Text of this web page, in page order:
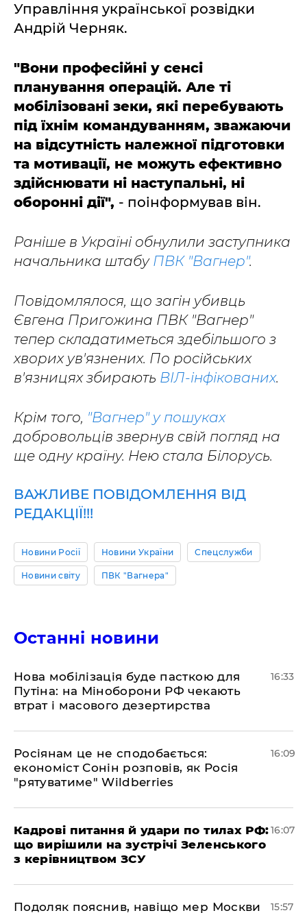
Управління української розвідки
Андрій Черняк.
"Вони професійні у сенсі
планування операцій. Але ті
мобілізовані зеки, які перебувають
під їхнім командуванням, зважаючи
на відсутність належної підготовки
та мотивації, не можуть ефективно
здійснювати ні наступальні, ні
оборонні дії", - поінформував він.
Раніше в Україні обнулили заступника
начальника штабу ПВК "Вагнер".
Повідомлялося, що загін убивць
Євгена Пригожина ПВК "Вагнер"
тепер складатиметься здебільшого з
хворих ув'язнених. По російських
в'язницях збирають ВІЛ-інфікованих.
Крім того, "Вагнер" у пошуках
добровольців звернув свій погляд на
ще одну країну. Нею стала Білорусь.
ВАЖЛИВЕ ПОВІДОМЛЕННЯ ВІД
РЕДАКЦІЇ!!!
Новини Росії Новини України Спецслужби
Новини світу ПВК "Вагнера"
Останні новини
Нова мобілізація буде пасткою для
Путіна: на Міноборони РФ чекають
втрат і масового дезертирства
16:33
Росіянам це не сподобається:
економіст Сонін розповів, як Росія
"рятуватиме" Wildberries
16:09
Кадрові питання й удари по тилах РФ:
що вирішили на зустрічі Зеленського
з керівництвом ЗСУ
16:07
Подоляк пояснив, навіщо мер Москви 15:57